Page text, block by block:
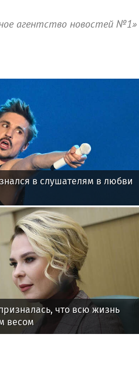
агентство новостей №1»
в слушателям в любви
что всю жизнь
весом